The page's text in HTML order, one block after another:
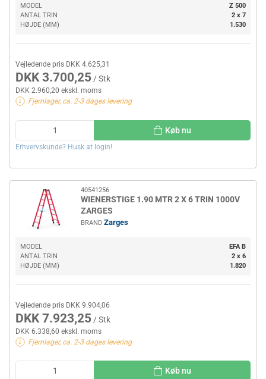
MODEL
Z 500
ANTAL TRIN
2 x 7
HØJDE (MM)
1.530
Vejledende pris DKK 4.625,31
DKK 3.700,25 / Stk
DKK 2.960,20 ekskl. moms
Fjernlager, ca. 2-3 dages levering
Køb nu
Erhvervskunde? Husk at login!
40541256
WIENERSTIGE 1.90 MTR 2 X 6 TRIN 1000V
ZARGES
BRAND Zarges
MODEL
EFA B
ANTAL TRIN
2 x 6
HØJDE (MM)
1.820
Vejledende pris DKK 9.904,06
DKK 7.923,25 / Stk
DKK 6.338,60 ekskl. moms
Fjernlager, ca. 2-3 dages levering
Køb nu